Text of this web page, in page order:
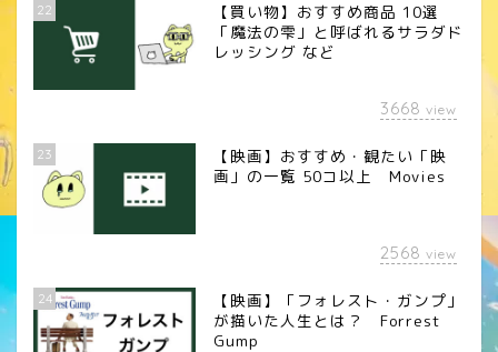
22
【買い物】おすすめ商品 10選
「魔法の雫」と呼ばれるサラダド
レッシング など
3668 view
23
【映画】おすすめ・観たい「映
画」の一覧 50コ以上 Movies
2568 view
24
【映画】「フォレスト・ガンプ」
が描いた人生とは？ Forrest
Gump